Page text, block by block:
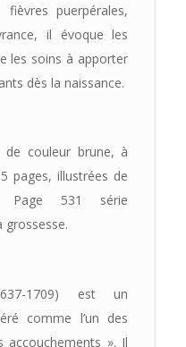
puerpérales,
il évoque les
les soins à apporter
dès la naissance.
de couleur brune, à
pages, illustrées de
Page 531 série
grossesse.
1709) est un
comme l’un des
accouchements ». Il